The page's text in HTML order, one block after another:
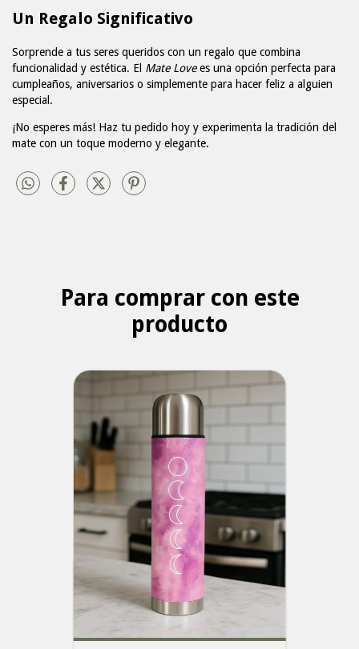
Un Regalo Significativo
Sorprende a tus seres queridos con un regalo que combina
funcionalidad y estética. El Mate Lovees una opción perfecta para
cumpleaños, aniversarios o simplemente para hacer feliz a alguien
especial.
¡No esperes más! Haz tu pedido hoy y experimenta la tradición del
mate con un toque moderno y elegante.
Para comprar con este
producto